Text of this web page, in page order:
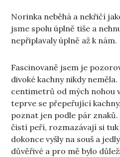
Norinka neběhá a nekřičí
jsme spolu úplně tiše a
nepřiplavaly úplně až k nám.
Fascinovaně jsem je
divoké kachny nikdy
centimetrů od mých nohou
teprve se přepeřující
poznat jen podle pár znaků.
čistí peří, rozmazávají si
dokonce vyšly na souš a
důvěřivé a pro mě bylo